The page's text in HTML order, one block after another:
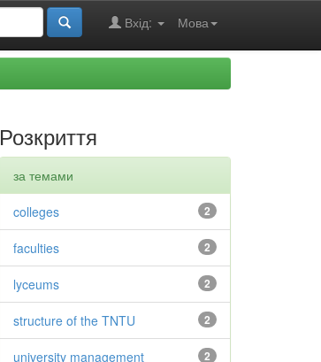
Мова
Вхід:
Розкриття
за темами
2
colleges
2
faculties
2
lyceums
2
structure of the TNTU
2
university management